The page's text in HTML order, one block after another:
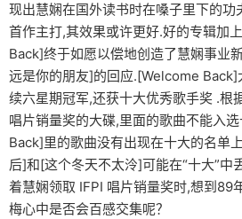
现出慧娴在国外读书时在嗓子里下的功
首作主打,其效果或许更好.好的专辑加
Back]终于如愿以偿地创造了慧娴事业
远是你的朋友]的回应.[Welcome Back]
续六星期冠军,还获十大优秀歌手奖 .根
唱片销量奖的大碟,里面的歌曲不能入
Back]里的歌曲没有出现在十大的名单
后]和[这个冬天不太泠]可能在“十大”中
着慧娴领取 IFPI 唱片销量奖时,想到89
梅心中是否会百感交集呢？